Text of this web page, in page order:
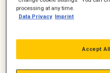
Din log bliver gemt som en
maskinens tidslinie.
Ved at bruge funktionen giver
informationer med det
hurtigere, forberede os bedre
minimerer din nedetid.
processing at any time.
Data Privacy Imprint
Accept